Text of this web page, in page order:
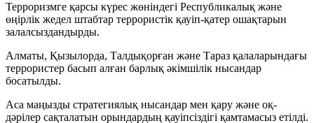
Терроризмге қарсы күрес жөніндегі Республикалық және
өңірлік жедел штабтар террористік қауіп-қатер ошақтарын
залалсыздандырды.
Алматы, Қызылорда, Талдықорған және Тараз қалаларындағы
террористер басып алған барлық әкімшілік нысандар
босатылды.
Аса маңызды стратегиялық нысандар мен қару және оқ-
дәрілер сақталатын орындардың қауіпсіздігі қамтамасыз етілді.